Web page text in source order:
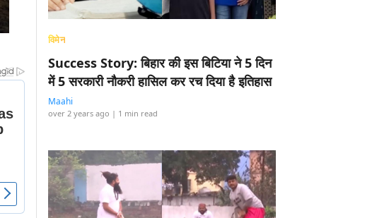
विमेन
Success Story: बिहार की इस बिटिया ने 5 दिन
में 5 सरकारी नौकरी हासिल कर रच दिया है इतिहास
Maahi
over 2 years ago | 1 min read